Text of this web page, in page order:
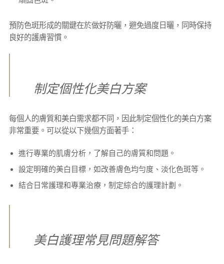
預防色斑形成的關鍵在於做好防曬，避免過度日曬，同時保持
良好的護膚習慣。
制定個性化美白方案
每個人的膚質和美白需求都不同，因此制定個性化的美白方案
非常重要。可以從以下幾個方面著手：
進行專業的肌膚分析，了解自己的膚質和問題。
設定明確的美白目標，如改善膚色均勻度、淡化色斑等。
結合日常護理和專業治療，制定綜合的護理計劃。
美白護理常見問題解答